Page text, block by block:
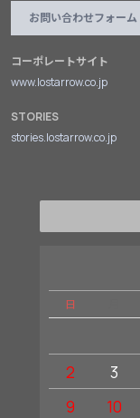
お問い合わせフォーム
コーポレートサイト
www.lostarrow.co.jp
STORIES
stories.lostarrow.co.jp
日
2
3
9
10